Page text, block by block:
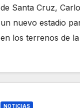
de Santa Cruz,
un nuevo estadio
en los terrenos de
NOTICIAS